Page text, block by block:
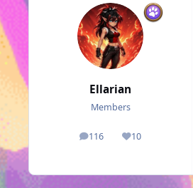
Ellarian
Members
116
posts 10
Reputation